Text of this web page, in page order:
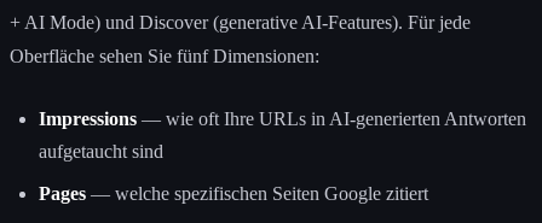
+ AI Mode) und Discover (generative AI-Features). Für jede
Oberfläche sehen Sie fünf Dimensionen:
Impressions — wie oft Ihre URLs in AI-generierten Antworten
aufgetaucht sind
Pages — welche spezifischen Seiten Google zitiert